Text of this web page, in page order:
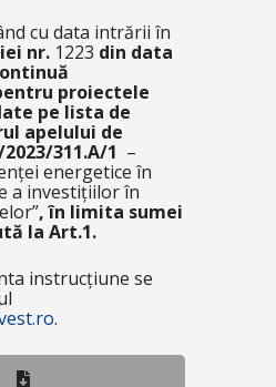
cu data intrării în
nr. 1223 din data
proiectele
pe lista de
apelului de
311.A/1 –
energetice în
a investițiilor în
, în limita sumei
la Art.1.
instrucțiune se
.